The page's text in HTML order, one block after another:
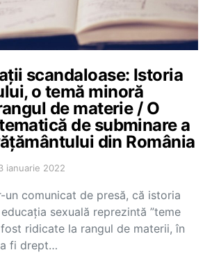
scandaloase: Istoria
o temă minoră
de materie / O
de subminare a
din România
ianuarie 2022
un comunicat de presă, că istoria
sexuală reprezintă ”teme
ridicate la rangul de materii, în
fi drept…